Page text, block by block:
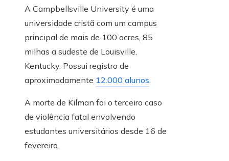
A Campbellsville University é uma
universidade cristã com um campus
principal de mais de 100 acres, 85
milhas a sudeste de Louisville,
Kentucky. Possui registro de
aproximadamente 12.000 alunos.
A morte de Kilman foi o terceiro caso
de violência fatal envolvendo
estudantes universitários desde 16 de
fevereiro.